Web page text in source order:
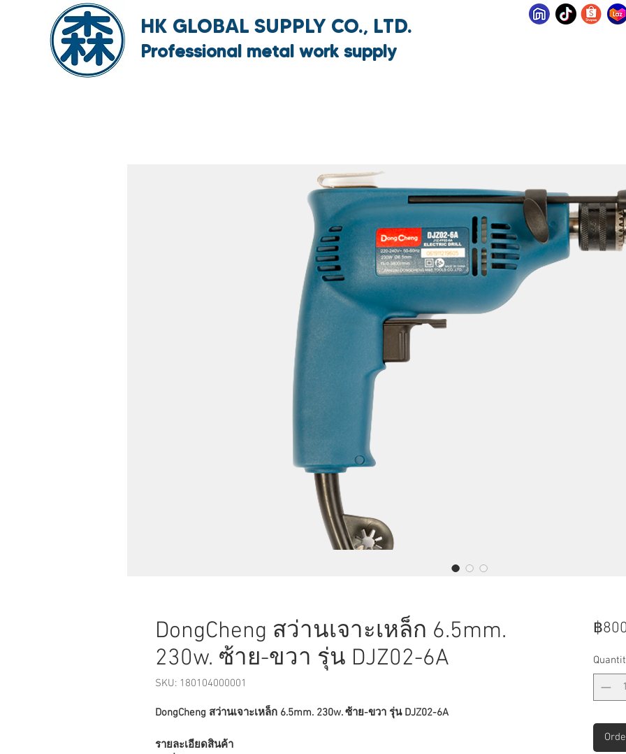
HK GLOBAL SUPPLY CO., LTD.
Professional metal work supply
DongCheng สว่านเจาะเหล็ก 6.5mm.
230w. ซ้าย-ขวา รุ่น DJZ02-6A
SKU: 180104000001
DongCheng สว่านเจาะเหล็ก 6.5mm. 230w. ซ้าย-ขวา รุ่น DJZ02-6A
รายละเอียดสินค้า
฿